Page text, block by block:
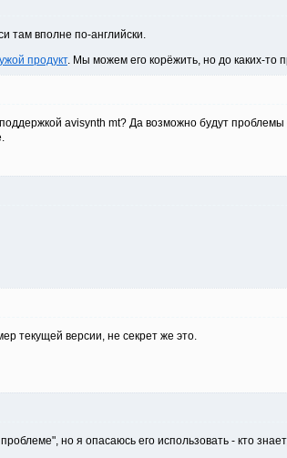
там вполне по-английски.
продукт. Мы можем его корёжить, но до каких-то
avisynth mt? Да возможно будут
текущей версии, не секрет же это.
но я опасаюсь его использовать - кто